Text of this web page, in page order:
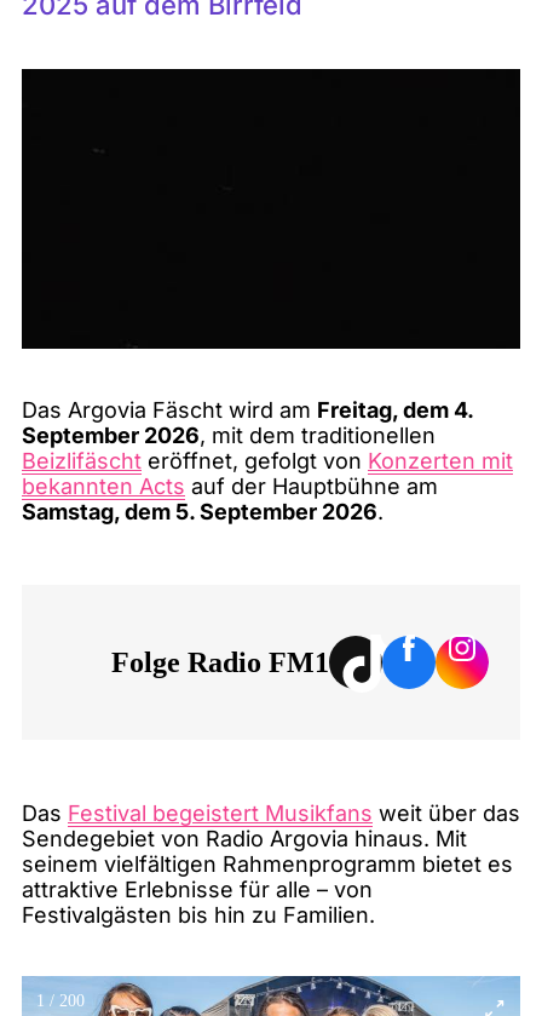
Das Argovia Fäscht wird am Freitag, dem 4.
September 2026, mit dem traditionellen
Beizlifäscht eröffnet, gefolgt von Konzerten mit
bekannten Acts auf der Hauptbühne am
Samstag, dem 5. September 2026.
Folge Radio FM1
Das Festival begeistert Musikfans weit über das
Sendegebiet von Radio Argovia hinaus. Mit
seinem vielfältigen Rahmenprogramm bietet es
attraktive Erlebnisse für alle – von
Festivalgästen bis hin zu Familien.
1 / 200